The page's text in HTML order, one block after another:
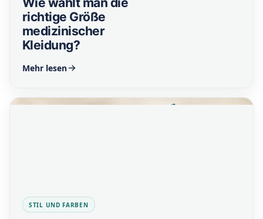
richtige Größe
medizinischer
Kleidung?
Mehr lesen
STIL UND FARBEN